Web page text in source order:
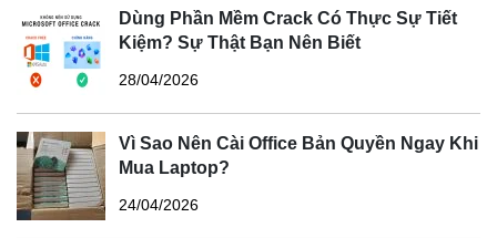
Dùng Phần Mềm Crack Có Thực Sự Tiết
Kiệm? Sự Thật Bạn Nên Biết
28/04/2026
Vì Sao Nên Cài Office Bản Quyền Ngay Khi
Mua Laptop?
24/04/2026